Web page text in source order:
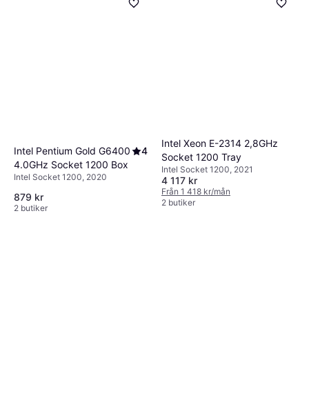
Intel Pentium Gold G6400
4.0GHz Socket 1200 Box
4
Intel Socket 1200, 2020
879 kr
2 butiker
Intel Xeon E-2314 2,8GHz
Socket 1200 Tray
Intel Socket 1200, 2021
4 117 kr
Från 1 418 kr/mån
2 butiker